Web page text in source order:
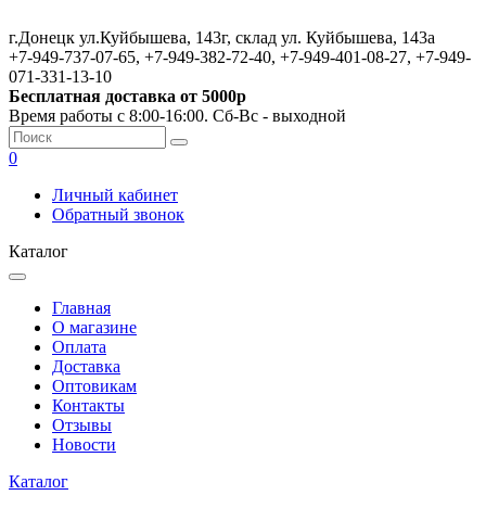
г.Донецк ул.Куйбышева, 143г, склад ул. Куйбышева, 143а
+7-949-737-07-65, +7-949-382-72-40, +7-949-401-08-27, +7-949-
071-331-13-10
Бесплатная доставка от 5000р
Время работы с 8:00-16:00. Сб-Вс - выходной
0
Личный кабинет
Обратный звонок
Каталог
Главная
О магазине
Оплата
Доставка
Оптовикам
Контакты
Отзывы
Новости
Каталог